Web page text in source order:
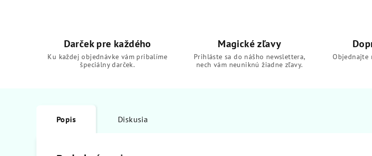
Darček pre každého
Ku každej objednávke vám pribalíme
špeciálny darček.
Magické zľavy
Prihláste sa do nášho newslettera,
nech vám neuniknú žiadne zľavy.
Objednajte
Popis Diskusia